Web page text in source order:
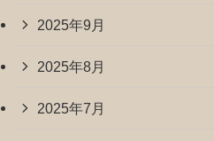
2025年9月
2025年8月
2025年7月